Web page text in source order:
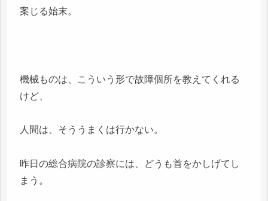
案じる始末。
機械ものは、こういう形で故障個所を教えてくれる
けど、
人間は、そううまくは行かない。
昨日の総合病院の診察には、どうも首をかしげてし
まう。